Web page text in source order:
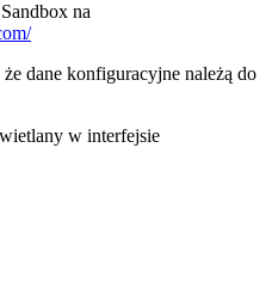
na
dane konfiguracyjne należą do
w interfejsie